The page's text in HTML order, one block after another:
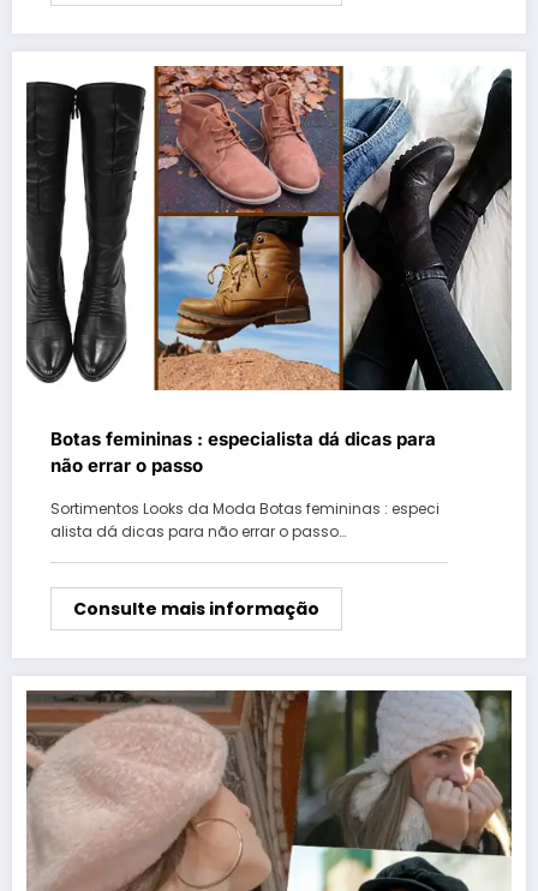
Botas femininas : especialista dá dicas para
não errar o passo
Sortimentos Looks da Moda Botas femininas : especi
alista dá dicas para não errar o passo…
Consulte mais informação